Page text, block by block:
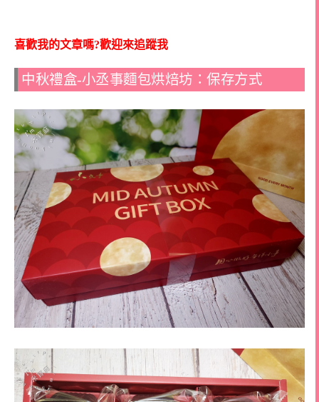
喜歡我的文章嗎?歡迎來追蹤我
中秋禮盒-小丞事麵包烘焙坊：保存方式